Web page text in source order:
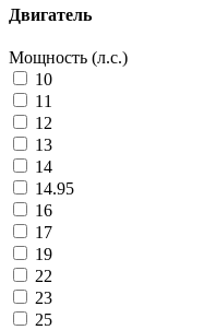
Двигатель
Мощность (л.с.)
10
11
12
13
14
14.95
16
17
19
22
23
25